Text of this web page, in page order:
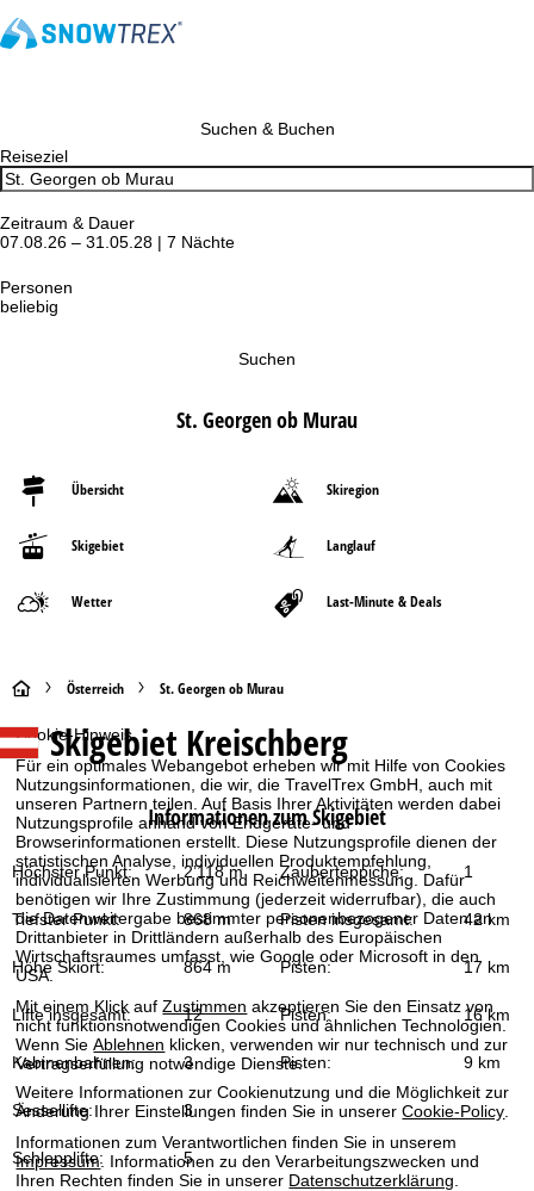
Cookie-Hinweis
Für ein optimales Webangebot erheben wir mit Hilfe von Cookies
Nutzungsinformationen, die wir, die TravelTrex GmbH, auch mit
unseren Partnern teilen. Auf Basis Ihrer Aktivitäten werden dabei
Nutzungsprofile anhand von Endgeräte- und
Browserinformationen erstellt. Diese Nutzungsprofile dienen der
statistischen Analyse, individuellen Produktempfehlung,
individualisierten Werbung und Reichweitenmessung. Dafür
benötigen wir Ihre Zustimmung (jederzeit widerrufbar), die auch
die Datenweitergabe bestimmter personenbezogener Daten an
Drittanbieter in Drittländern außerhalb des Europäischen
Wirtschaftsraumes umfasst, wie Google oder Microsoft in den
USA.
Mit einem Klick aufZustimmen akzeptieren Sie den Einsatz von
nicht funktionsnotwendigen Cookies und ähnlichen Technologien.
Wenn SieAblehnen klicken, verwenden wir nur technisch und zur
Vertragserfüllung notwendige Dienste.
Weitere Informationen zur Cookienutzung und die Möglichkeit zur
Änderung Ihrer Einstellungen finden Sie in unsererCookie-Policy
Informationen zum Verantwortlichen finden Sie in unserem
Impressum. Informationen zu den Verarbeitungszwecken und
Ihren Rechten finden Sie in unserer Datenschutzerklärung
Suchen & Buchen
Reiseziel
Zeitraum & Dauer
07.08.26 – 31.05.28 | 7 Nächte
Personen
beliebig
Suchen
St. Georgen ob Murau
Übersicht Skiregion
Skigebiet Langlauf
Wetter Last-Minute & Deals
S
t
a
r
t
s
e
i
Österreich St. Georgen ob Murau
SkigebietKreischberg
Informationen zum Skigebiet
Höchster Punkt: 2’118 m Zauberteppiche: 1
Tiefster Punkt: 868 m Pisten insgesamt: 42 km
Höhe Skiort: 864 m Pisten: 17 km
Lifte insgesamt: 12 Pisten: 16 km
Kabinenbahnen: 3 Pisten: 9 km
Sessellifte: 3
Schlepplifte: 5